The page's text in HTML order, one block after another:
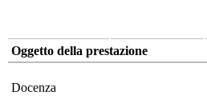
Oggetto della prestazione
Docenza